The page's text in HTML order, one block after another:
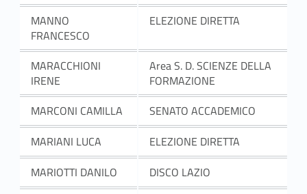
MANNO
FRANCESCO
ELEZIONE DIRETTA
MARACCHIONI
IRENE
Area S. D. SCIENZE DELLA
FORMAZIONE
MARCONI CAMILLA
SENATO ACCADEMICO
MARIANI LUCA
ELEZIONE DIRETTA
MARIOTTI DANILO
DISCO LAZIO